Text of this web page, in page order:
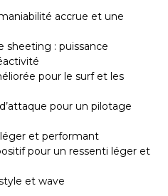
accrue et une
sheeting : puissance
pour le surf et les
pour un pilotage
léger et performant
pour un ressenti léger et
et wave